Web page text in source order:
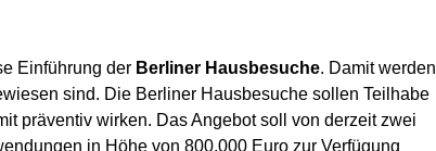
Einführung der Berliner Hausbesuche. Damit werden
sind. Die Berliner Hausbesuche sollen Teilhabe
präventiv wirken. Das Angebot soll von derzeit zwei
in Höhe von 800.000 Euro zur Verfügung